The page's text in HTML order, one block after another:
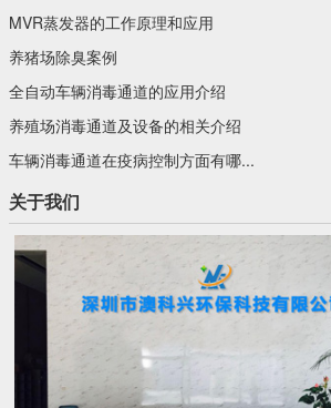
MVR蒸发器的工作原理和应用
养猪场除臭案例
全自动车辆消毒通道的应用介绍
养殖场消毒通道及设备的相关介绍
车辆消毒通道在疫病控制方面有哪...
关于我们